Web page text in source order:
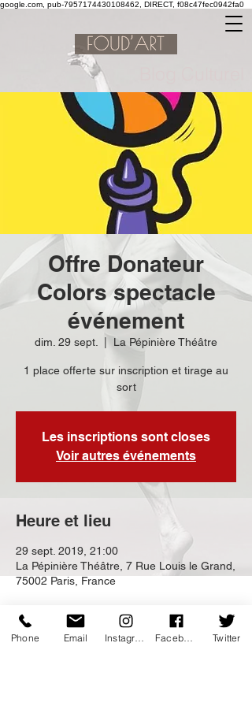
google.com, pub-7957174430108462, DIRECT, f08c47fec0942fa0
Offre Donateur
Colors spectacle
événement
dim. 29 sept. La Pépinière Théâtre
1 place offerte sur inscription et tirage au
sort
Les inscriptions sont closes
Voir autres événements
Heure et lieu
29 sept. 2019, 21:00
La Pépinière Théâtre, 7 Rue Louis le Grand,
75002 Paris, France
Invités
Phone Email Twitter